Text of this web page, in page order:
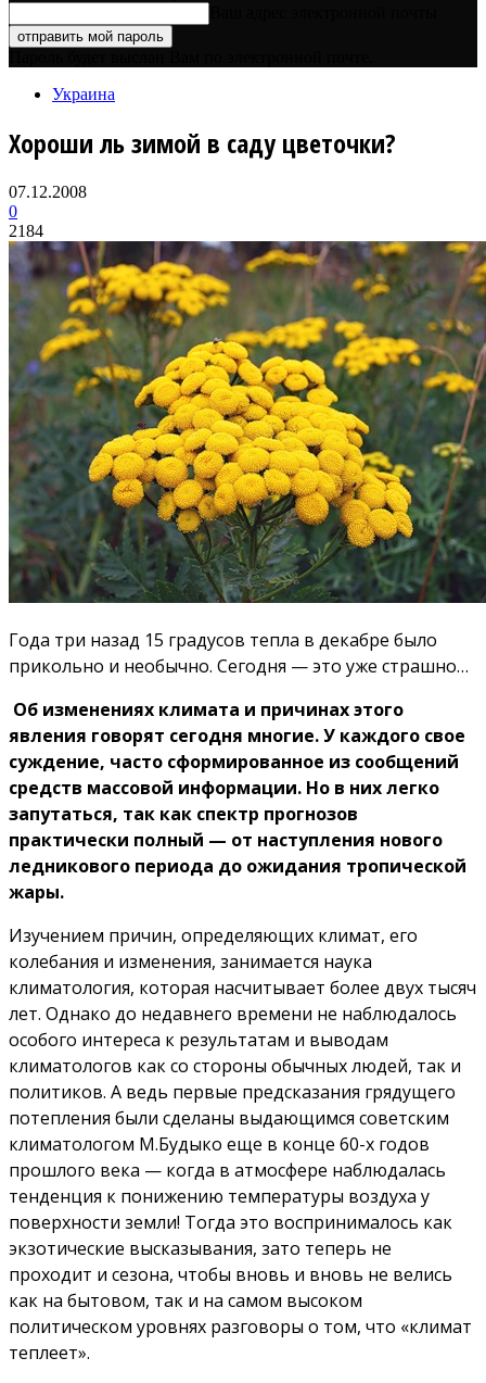
Украина
Хороши ль зимой в саду цветочки?
07.12.2008
0
2184
Года три назад 15 градусов тепла в декабре было
прикольно и необычно. Сегодня — это уже страшно…
Об изменениях климата и причинах этого
явления говорят сегодня многие. У каждого свое
суждение, часто сформированное из сообщений
средств массовой информации. Но в них легко
запутаться, так как спектр прогнозов
практически полный — от наступления нового
ледникового периода до ожидания тропической
жары.
Изучением причин, определяющих климат, его
колебания и изменения, занимается наука
климатология, которая насчитывает более двух тысяч
лет. Однако до недавнего времени не наблюдалось
особого интереса к результатам и выводам
климатологов как со стороны обычных людей, так и
политиков. А ведь первые предсказания грядущего
потепления были сделаны выдающимся советским
климатологом М.Будыко еще в конце 60-х годов
прошлого века — когда в атмосфере наблюдалась
тенденция к понижению температуры воздуха у
поверхности земли! Тогда это воспринималось как
экзотические высказывания, зато теперь не
проходит и сезона, чтобы вновь и вновь не велись
как на бытовом, так и на самом высоком
политическом уровнях разговоры о том, что «климат
теплеет».